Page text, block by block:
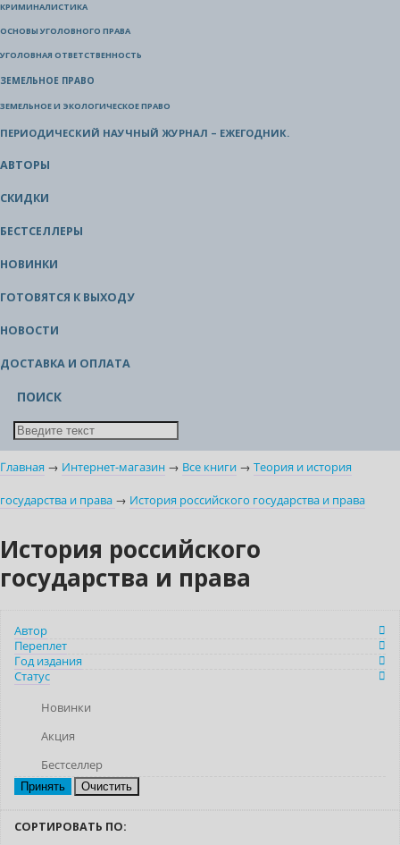
КРИМИНАЛИСТИКА
ОСНОВЫ УГОЛОВНОГО ПРАВА
УГОЛОВНАЯ ОТВЕТСТВЕННОСТЬ
ЗЕМЕЛЬНОЕ ПРАВО
ЗЕМЕЛЬНОЕ И ЭКОЛОГИЧЕСКОЕ ПРАВО
ПЕРИОДИЧЕСКИЙ НАУЧНЫЙ ЖУРНАЛ – ЕЖЕГОДНИК.
АВТОРЫ
СКИДКИ
БЕСТСЕЛЛЕРЫ
НОВИНКИ
ГОТОВЯТСЯ К ВЫХОДУ
НОВОСТИ
ДОСТАВКА И ОПЛАТА
ПОИСК
Главная → Интернет-магазин → Все книги → Теория и история
государства и права → История российского государства и права
История российского
государства и права
Автор
Переплет
Год издания
Статус
Новинки
Акция
Бестселлер
Очистить
СОРТИРОВАТЬ ПО: